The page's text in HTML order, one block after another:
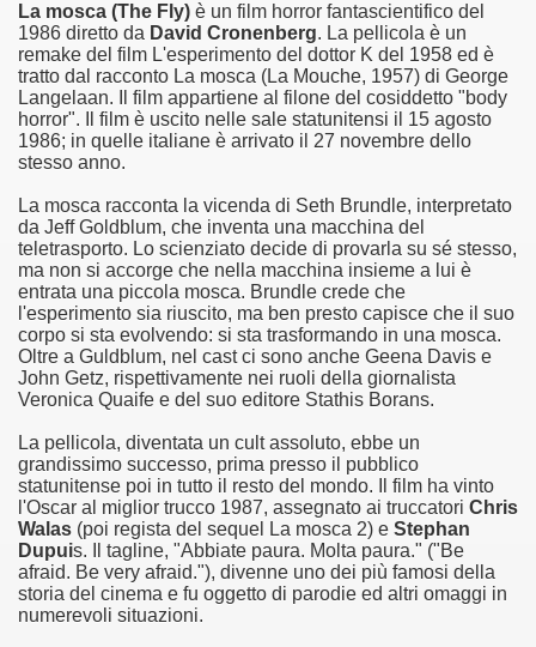
La mosca (The Fly) è un film horror fantascientifico del
1986 diretto da David Cronenberg. La pellicola è un
remake del film L'esperimento del dottor K del 1958 ed è
tratto dal racconto La mosca (La Mouche, 1957) di George
Langelaan. Il film appartiene al filone del cosiddetto "body
horror". Il film è uscito nelle sale statunitensi il 15 agosto
1986; in quelle italiane è arrivato il 27 novembre dello
stesso anno.
La mosca racconta la vicenda di Seth Brundle, interpretato
da Jeff Goldblum, che inventa una macchina del
teletrasporto. Lo scienziato decide di provarla su sé stesso,
ma non si accorge che nella macchina insieme a lui è
entrata una piccola mosca. Brundle crede che
l'esperimento sia riuscito, ma ben presto capisce che il suo
corpo si sta evolvendo: si sta trasformando in una mosca.
Oltre a Guldblum, nel cast ci sono anche Geena Davis e
John Getz, rispettivamente nei ruoli della giornalista
Veronica Quaife e del suo editore Stathis Borans.
La pellicola, diventata un cult assoluto, ebbe un
grandissimo successo, prima presso il pubblico
statunitense poi in tutto il resto del mondo. Il film ha vinto
l'Oscar al miglior trucco 1987, assegnato ai truccatori Chris
Walas (poi regista del sequel La mosca 2) e Stephan
Dupuis. Il tagline, "Abbiate paura. Molta paura." ("Be
afraid. Be very afraid."), divenne uno dei più famosi della
storia del cinema e fu oggetto di parodie ed altri omaggi in
numerevoli situazioni.
edizione del Premio Strega.
non piu esordiente, bensi ampiamente radicato nel
l'esordio enigmatico e avvincente di Marcello
Se Ti Piacciono nel mese di Aprile 2013.
di quella che dovrebbe essere la quadrilogia di Carlos
lingue, le sue opere hanno conquistato milioni di
di vendite, Il cacciatore di aquiloni.
di Jeffery Deaver dedicato al criminologo tetraplegico